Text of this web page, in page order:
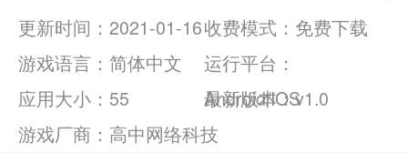
更新时间： 2021-01-16收费模式： 免费下载
游戏语言： 简体中文
运行平台：
Android/IOS
应用大小： 55
最新版本：v1.0
游戏厂商：高中网络科技